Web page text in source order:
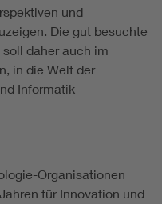
und
Die gut besuchte
daher auch im
in die Welt der
Informatik
Organisationen
für Innovation und